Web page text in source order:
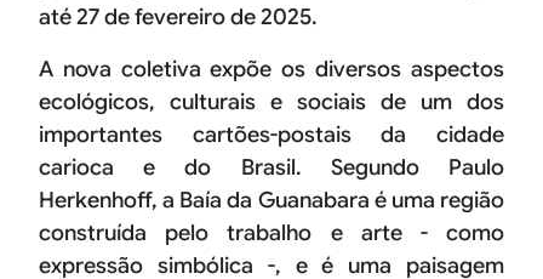
até 27 de fevereiro de 2025.
A nova coletiva expõe os diversos aspectos
ecológicos, culturais e sociais de um dos
importantes cartões-postais da cidade
carioca e do Brasil. Segundo Paulo
Herkenhoff, a Baía da Guanabara é uma região
construída pelo trabalho e arte - como
expressão simbólica -, e é uma paisagem